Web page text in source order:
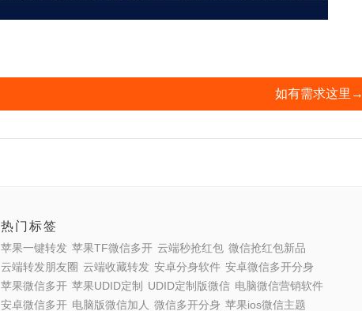
如有需求这里→
热门标签
苹果一键转发 苹果TF微信多开 云端秒抢红包 微信抢红包新品
云端转发朋友圈 云端收藏转发 安卓分身软件 安卓微信多开分身
苹果微信多开 苹果UDID定制 UDID定制版微信 电脑微信营销软件
安卓微信多开 电脑版微信加人 微信多开分身 苹果ios微信主题